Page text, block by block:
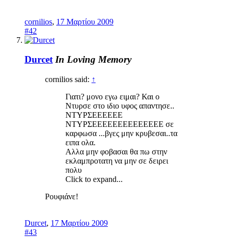
cornilios, 17 Μαρτίου 2009
#42
Durcet In Loving Memory
cornilios said: ↑
Γιατι? μονο εγω ειμαι? Και ο
Ντυρσε στο ιδιο υφος απαντησε..
ΝΤΥΡΣΕΕΕΕΕΕ
ΝΤΥΡΣΕΕΕΕΕΕΕΕΕΕΕΕΕΕ σε
καρφωσα ...βγες μην κρυβεσαι..τα
ειπα ολα.
Αλλα μην φοβασαι θα πω στην
εκλαμπροτατη να μην σε δειρει
πολυ
Click to expand...
Ρουφιάνε!
Durcet, 17 Μαρτίου 2009
#43